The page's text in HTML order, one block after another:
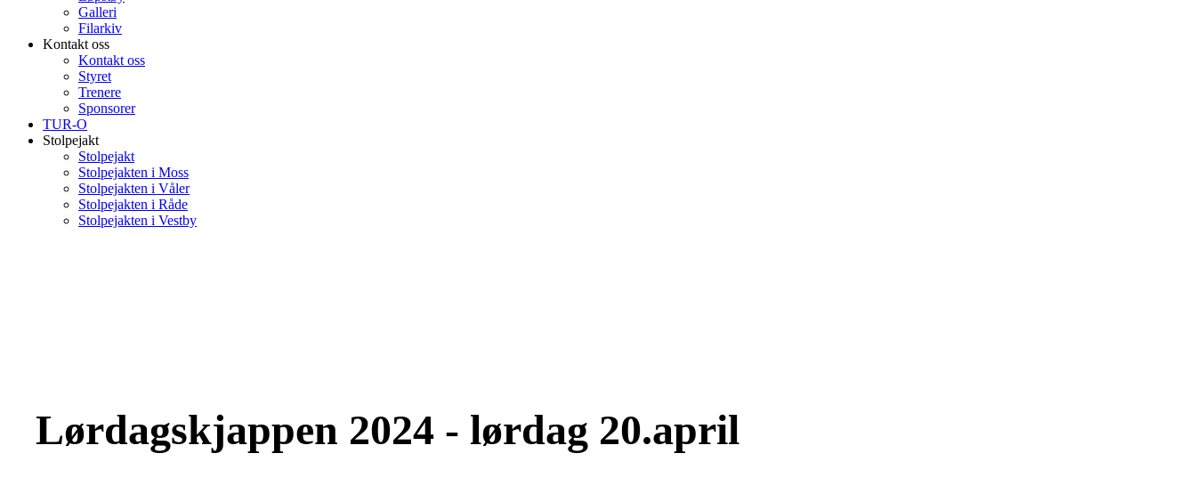
Galleri
Filarkiv
Kontakt oss
Kontakt oss
Styret
Trenere
Sponsorer
TUR-O
Stolpejakt
Stolpejakt
Stolpejakten i Moss
Stolpejakten i Våler
Stolpejakten i Råde
Stolpejakten i Vestby
Lørdagskjappen 2024 - lørdag 20.april